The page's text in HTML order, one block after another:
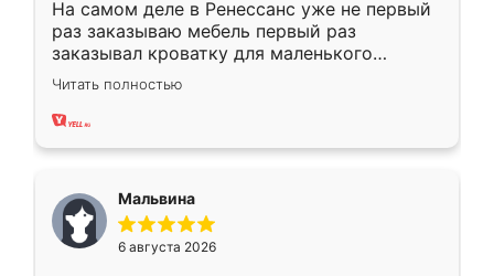
На самом деле в Ренессанс уже не первый
раз заказываю мебель первый раз
заказывал кроватку для маленького
ребёнка при его рождении ,во второй раз
заказал шкаф-купе. По качеству очень
хорошее сборка достаточно быстрая,
меньше, здесь же он более разнообразный.
Мне нравится ,если что-то потребуется из
мебели буду заказывать только здесь.
Читать полностью
Мальвина
6 августа 2026